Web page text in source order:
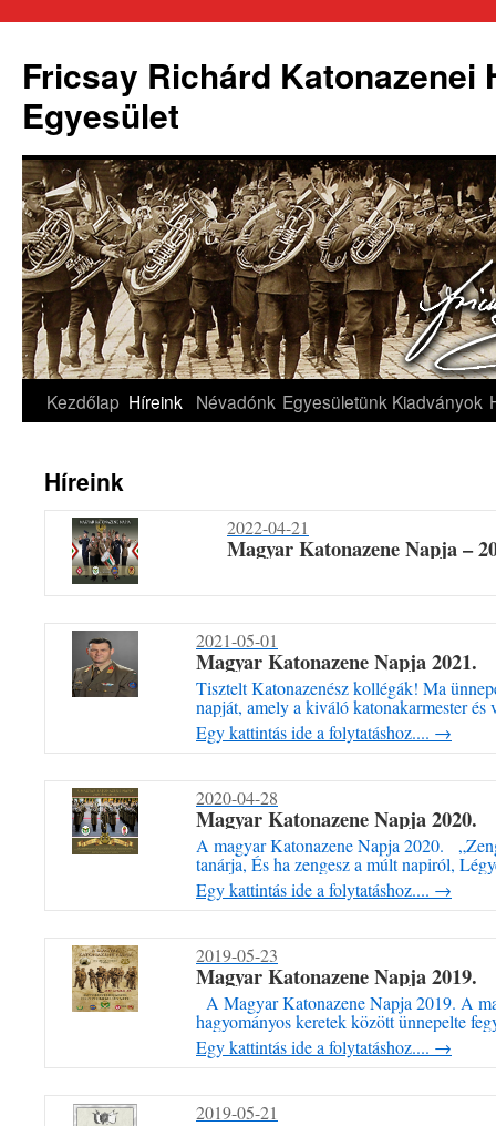
Fricsay Richárd Katonazenei
Egyesület
Kilépés
tartalomba
Kezdőlap Híreink Névadónk Egyesületünk Kiadványok
Híreink
2022-04-21
Magyar Katonazene Napja –
2021-05-01
Magyar Katonazene Napja 2021.
Tisztelt Katonazenész kollégák! Ma
napját, amely a kiváló katonakarmester és
Ferenc születésnapjához kötődik. Ezen a
köszöntök minden aktív és
Egy kattintás ide a folytatáshoz.... →
2020-04-28
Magyar Katonazene Napja 2020.
A magyar Katonazene Napja 2020.
tanárja, És ha zengesz a múlt napiról,
Melyben a harc mennydörgése szól, S
Riadozzon diadalmi
Egy kattintás ide a folytatáshoz.... →
2019-05-23
Magyar Katonazene Napja 2019.
A Magyar Katonazene Napja 2019. A
hagyományos keretek között ünnepelte
központi rendezvénye az MH vitéz
Dandárnál kezdődött. A laktanya
Egy kattintás ide a folytatáshoz.... →
2019-05-21